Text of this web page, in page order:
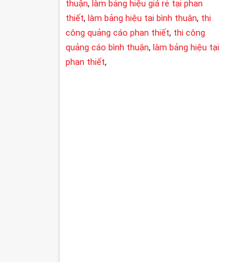
thuận, làm bảng hiệu giá rẻ tại phan
thiết, làm bảng hiệu tai bình thuân, thi
công quảng cáo phan thiết, thi công
quảng cáo bình thuận, làm bảng hiệu tại
phan thiết,